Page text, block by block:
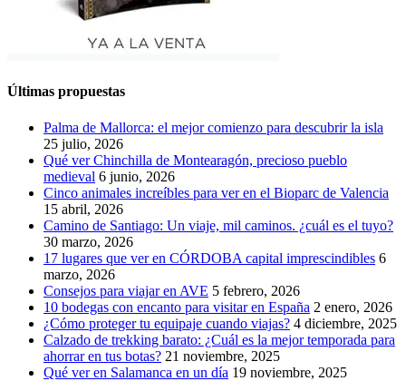
Últimas propuestas
Palma de Mallorca: el mejor comienzo para descubrir la isla
25 julio, 2026
Qué ver Chinchilla de Montearagón, precioso pueblo
medieval 6 junio, 2026
Cinco animales increíbles para ver en el Bioparc de Valencia
15 abril, 2026
Camino de Santiago: Un viaje, mil caminos. ¿cuál es el tuyo?
30 marzo, 2026
17 lugares que ver en CÓRDOBA capital imprescindibles 6
marzo, 2026
Consejos para viajar en AVE 5 febrero, 2026
10 bodegas con encanto para visitar en España 2 enero, 2026
¿Cómo proteger tu equipaje cuando viajas? 4 diciembre, 2025
Calzado de trekking barato: ¿Cuál es la mejor temporada para
ahorrar en tus botas? 21 noviembre, 2025
Qué ver en Salamanca en un día 19 noviembre, 2025